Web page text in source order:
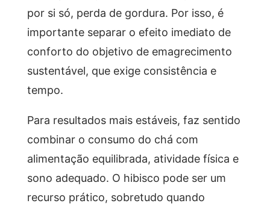
por si só, perda de gordura. Por isso, é
importante separar o efeito imediato de
conforto do objetivo de emagrecimento
sustentável, que exige consistência e
tempo.
Para resultados mais estáveis, faz sentido
combinar o consumo do chá com
alimentação equilibrada, atividade física e
sono adequado. O hibisco pode ser um
recurso prático, sobretudo quando